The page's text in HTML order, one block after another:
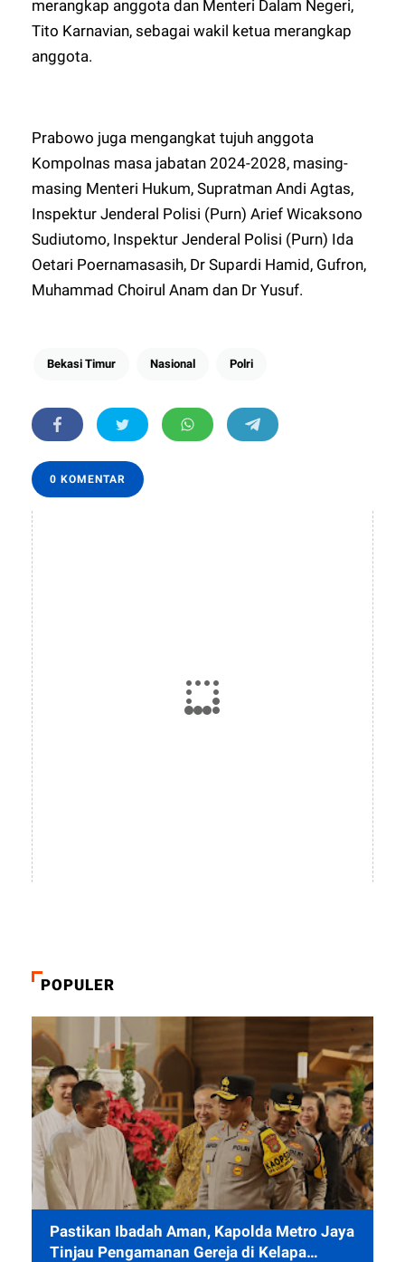
merangkap anggota dan Menteri Dalam Negeri,
Tito Karnavian, sebagai wakil ketua merangkap
anggota.
Prabowo juga mengangkat tujuh anggota
Kompolnas masa jabatan 2024-2028, masing-
masing Menteri Hukum, Supratman Andi Agtas,
Inspektur Jenderal Polisi (Purn) Arief Wicaksono
Sudiutomo, Inspektur Jenderal Polisi (Purn) Ida
Oetari Poernamasasih, Dr Supardi Hamid, Gufron,
Muhammad Choirul Anam dan Dr Yusuf.
Bekasi Timur Nasional Polri
0 KOMENTAR
POPULER
Pastikan Ibadah Aman, Kapolda Metro Jaya
Tinjau Pengamanan Gereja di Kelapa